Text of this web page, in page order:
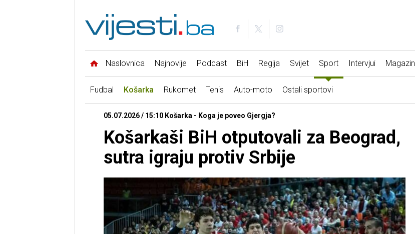
Naslovnica Najnovije Podcast BiH Regija Svijet Sport Intervjui Magazin
Fudbal Košarka Rukomet Tenis Auto-moto Ostali sportovi
05.07.2026 / 15:10 Košarka - Koga je poveo Gjergja?
Košarkaši BiH otputovali za Beograd,
sutra igraju protiv Srbije